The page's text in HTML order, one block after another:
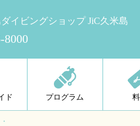
イビングショップ JiC久米島
8000
ド プログラム